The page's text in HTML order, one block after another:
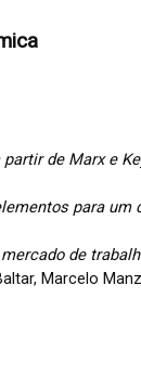
de Marx e
para um
de
Marcelo